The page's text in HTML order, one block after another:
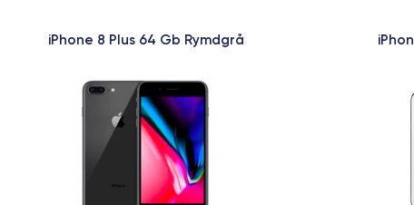
iPhone 8 Plus 64 Gb Rymdgrå